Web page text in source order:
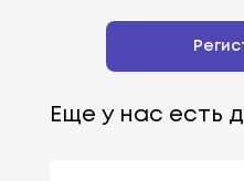
Еще у нас есть